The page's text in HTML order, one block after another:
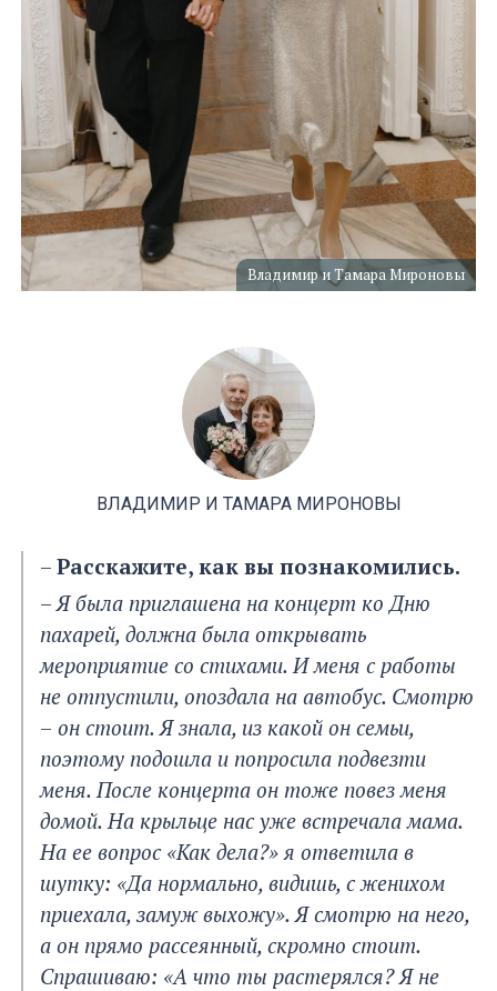
Владимир и Тамара Мироновы
ВЛАДИМИР И ТАМАРА МИРОНОВЫ
– Расскажите, как вы познакомились.
– Я была приглашена на концерт ко Дню
пахарей, должна была открывать
мероприятие со стихами. И меня с работы
не отпустили, опоздала на автобус. Смотрю
– он стоит. Я знала, из какой он семьи,
поэтому подошла и попросила подвезти
меня. После концерта он тоже повез меня
домой. На крыльце нас уже встречала мама.
На ее вопрос «Как дела?» я ответила в
шутку: «Да нормально, видишь, с женихом
приехала, замуж выхожу». Я смотрю на него,
а он прямо рассеянный, скромно стоит.
Спрашиваю: «А что ты растерялся? Я не